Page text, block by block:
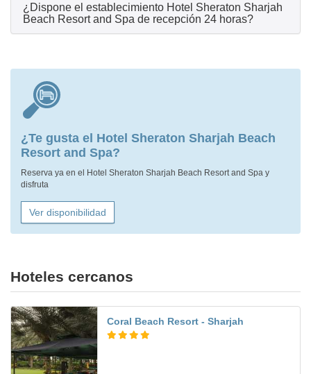
¿Dispone el establecimiento Hotel Sheraton Sharjah
Beach Resort and Spa de recepción 24 horas?
¿Te gusta el Hotel Sheraton Sharjah Beach
Resort and Spa?
Reserva ya en el Hotel Sheraton Sharjah Beach Resort and Spa y
disfruta
Ver disponibilidad
Hoteles cercanos
Coral Beach Resort - Sharjah